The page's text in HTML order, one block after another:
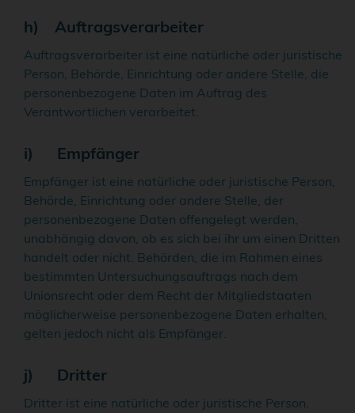
h) Auftragsverarbeiter
Auftragsverarbeiter ist eine natürliche oder juristische
Person, Behörde, Einrichtung oder andere Stelle, die
personenbezogene Daten im Auftrag des
Verantwortlichen verarbeitet.
i) Empfänger
Empfänger ist eine natürliche oder juristische Person,
Behörde, Einrichtung oder andere Stelle, der
personenbezogene Daten offengelegt werden,
unabhängig davon, ob es sich bei ihr um einen Dritten
handelt oder nicht. Behörden, die im Rahmen eines
bestimmten Untersuchungsauftrags nach dem
Unionsrecht oder dem Recht der Mitgliedstaaten
möglicherweise personenbezogene Daten erhalten,
gelten jedoch nicht als Empfänger.
j) Dritter
Dritter ist eine natürliche oder juristische Person,